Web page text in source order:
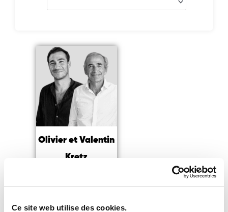
Ce site web utilise des cookies.
Olivier et Valentin
Kretz
fondateurs de Kretz